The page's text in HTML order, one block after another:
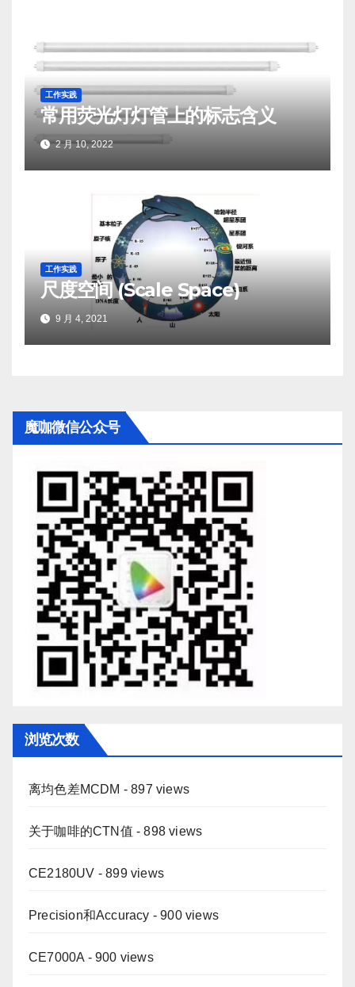
工作实践
常用荧光灯灯管上的标志含义
2 月 10, 2022
工作实践
尺度空间 (Scale Space)
9 月 4, 2021
魔咖微信公众号
浏览次数
离均色差MCDM - 897 views
关于咖啡的CTN值 - 898 views
CE2180UV - 899 views
Precision和Accuracy - 900 views
CE7000A - 900 views